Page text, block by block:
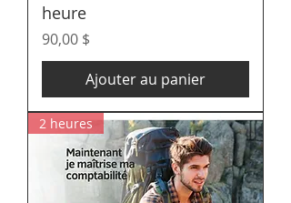
heure
Prix
90,00 $
Ajouter au panier
2 heures